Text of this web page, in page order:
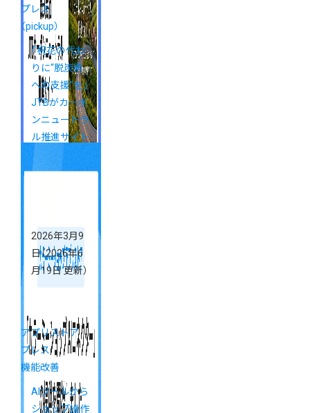
プレス
（pickup）
「祝花の代わ
りに“脱炭素
への支援”を」
JTBがカーボ
ンニュートラ
ル推進サイト
をカラーミー
ショップで開
2026年3月9
日（2026年6
月19日 更新）
アプリストア
プレス
機能改善
AIツールから
ショップ操作